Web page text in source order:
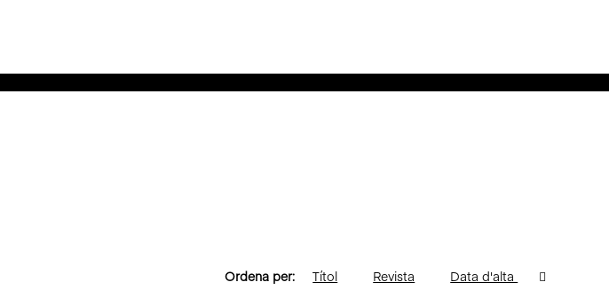
Ordena per: Títol Revista Data d'alta